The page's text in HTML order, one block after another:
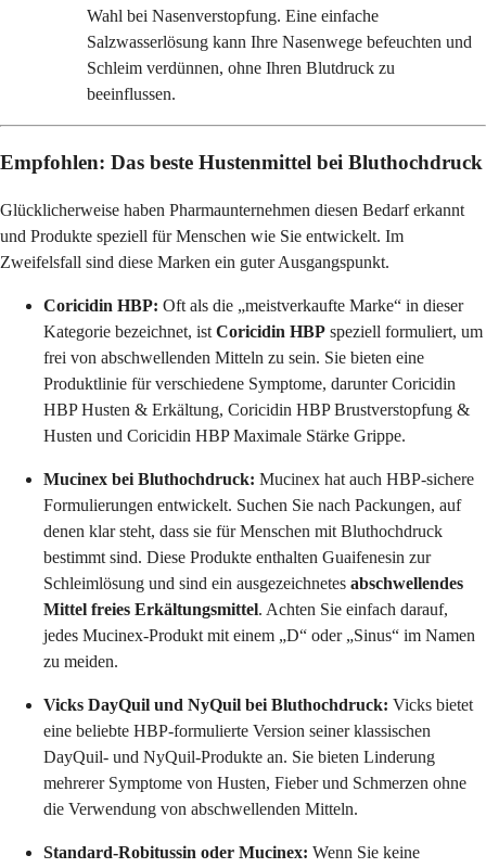
Wahl bei Nasenverstopfung. Eine einfache
Salzwasserlösung kann Ihre Nasenwege befeuchten und
Schleim verdünnen, ohne Ihren Blutdruck zu
beeinflussen.
Empfohlen: Das beste Hustenmittel bei Bluthochdruck
Glücklicherweise haben Pharmaunternehmen diesen Bedarf erkannt
und Produkte speziell für Menschen wie Sie entwickelt. Im
Zweifelsfall sind diese Marken ein guter Ausgangspunkt.
Coricidin HBP: Oft als die „meistverkaufte Marke“ in dieser
Kategorie bezeichnet, istCoricidin HBP speziell formuliert, um
frei von abschwellenden Mitteln zu sein. Sie bieten eine
Produktlinie für verschiedene Symptome, darunter Coricidin
HBP Husten & Erkältung, Coricidin HBP Brustverstopfung &
Husten und Coricidin HBP Maximale Stärke Grippe.
Mucinex bei Bluthochdruck: Mucinex hat auch HBP-sichere
Formulierungen entwickelt. Suchen Sie nach Packungen, auf
denen klar steht, dass sie für Menschen mit Bluthochdruck
bestimmt sind. Diese Produkte enthalten Guaifenesin zur
Schleimlösung und sind ein ausgezeichnetes abschwellendes
Mittel freies Erkältungsmittel. Achten Sie einfach darauf,
jedes Mucinex-Produkt mit einem „D“ oder „Sinus“ im Namen
zu meiden.
Vicks DayQuil und NyQuil bei Bluthochdruck: Vicks bietet
eine beliebte HBP-formulierte Version seiner klassischen
DayQuil- und NyQuil-Produkte an. Sie bieten Linderung
mehrerer Symptome von Husten, Fieber und Schmerzen ohne
die Verwendung von abschwellenden Mitteln.
Standard-Robitussin oder Mucinex: Wenn Sie keine